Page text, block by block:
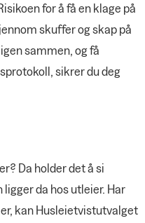
for å få en klage på
skuffer og skap på
sammen, og få
sikrer du deg
Da holder det å si
da hos utleier. Har
kan Husleietvistutvalget